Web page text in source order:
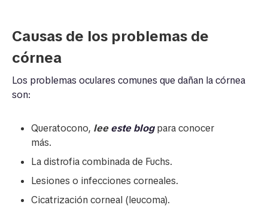
Causas de los problemas de
córnea
Los problemas oculares comunes que dañan la córnea
son:
Queratocono, leeeste blogpara conocer
más.
La distrofia combinada de Fuchs.
Lesiones o infecciones corneales.
Cicatrización corneal (leucoma).